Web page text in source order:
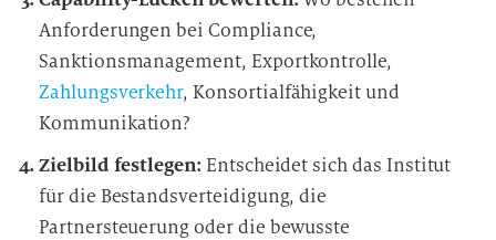
Anforderungen bei Compliance,
Sanktionsmanagement, Exportkontrolle,
Zahlungsverkehr, Konsortialfähigkeit und
Kommunikation?
Zielbild festlegen: Entscheidet sich das Institut
für die Bestandsverteidigung, die
Partnersteuerung oder die bewusste